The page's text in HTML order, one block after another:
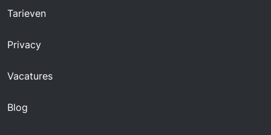
Tarieven
Privacy
Vacatures
Blog